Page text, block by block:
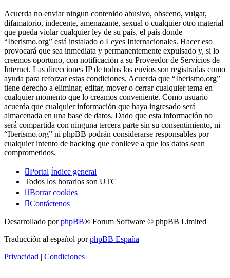
Acuerda no enviar ningun contenido abusivo, obsceno, vulgar,
difamatorio, indecente, amenazante, sexual o cualquier otro material
que pueda violar cualquier ley de su país, el país donde
“Iberismo.org” está instalado o Leyes Internacionales. Hacer eso
provocará que sea inmediata y permanentemente expulsado y, si lo
creemos oportuno, con notificación a su Proveedor de Servicios de
Internet. Las direcciones IP de todos los envíos son registradas como
ayuda para reforzar estas condiciones. Acuerda que “Iberismo.org”
tiene derecho a eliminar, editar, mover o cerrar cualquier tema en
cualquier momento que lo creamos conveniente. Como usuario
acuerda que cualquier información que haya ingresado será
almacenada en una base de datos. Dado que esta información no
será compartida con ninguna tercera parte sin su consentimiento, ni
“Iberismo.org” ni phpBB podrán considerarse responsables por
cualquier intento de hacking que conlleve a que los datos sean
comprometidos.
Portal Índice general
Todos los horarios son UTC
Borrar cookies
Contáctenos
Desarrollado porphpBB® Forum Software © phpBB Limited
Traducción al español porphpBB España
Privacidad | Condiciones